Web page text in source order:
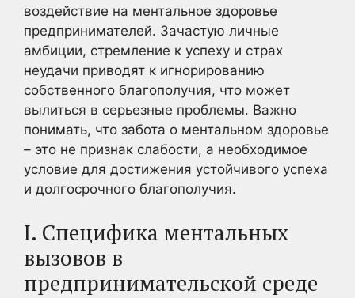
воздействие на ментальное здоровье
предпринимателей. Зачастую личные
амбиции, стремление к успеху и страх
неудачи приводят к игнорированию
собственного благополучия, что может
вылиться в серьезные проблемы. Важно
понимать, что забота о ментальном здоровье
– это не признак слабости, а необходимое
условие для достижения устойчивого успеха
и долгосрочного благополучия.
I. Специфика ментальных
вызовов в
предпринимательской среде